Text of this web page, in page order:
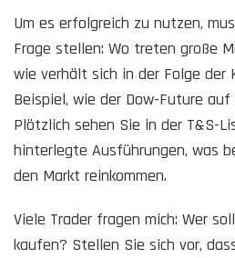
Um es erfolgreich zu nutzen,
Frage stellen: Wo treten große
wie verhält sich in der Folge der
Beispiel, wie der Dow-Future
Plötzlich sehen Sie in der T&S-
hinterlegte Ausführungen, was
den Markt reinkommen.
Viele Trader fragen mich: Wer
kaufen? Stellen Sie sich vor,